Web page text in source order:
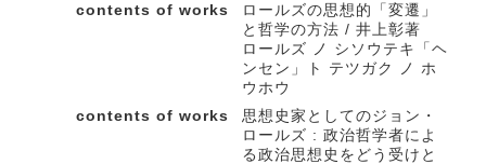
contents of works
ロールズの思想的「変遷」
と哲学の方法 / 井上彰著
ロールズ ノ シソウテキ「ヘ
ンセン」ト テツガク ノ ホ
ウホウ
contents of works
思想史家としてのジョン・
ロールズ : 政治哲学者によ
る政治思想史をどう受けと